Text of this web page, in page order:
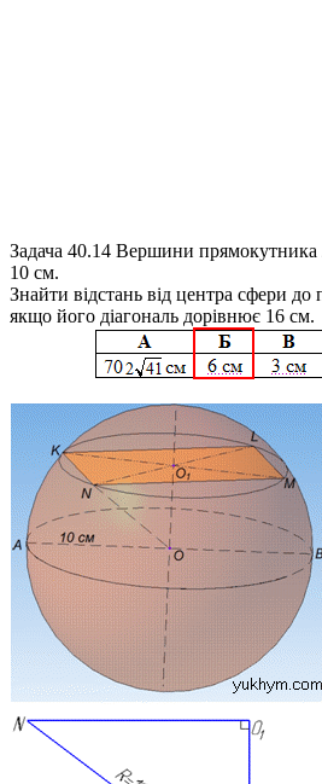
Задача 40.14 Вершини прямокутника
10 см.
Знайти відстань від центра сфери
якщо його діагональ дорівнює 16 см.